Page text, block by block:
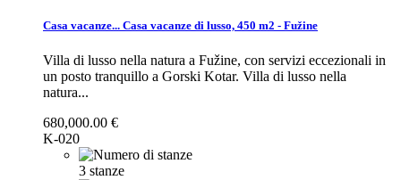
Casa vacanze... Casa vacanze di lusso, 450 m2 - Fužine
Villa di lusso nella natura a Fužine, con servizi eccezionali in
un posto tranquillo a Gorski Kotar. Villa di lusso nella
natura...
680,000.00 €
K-020
3 stanze